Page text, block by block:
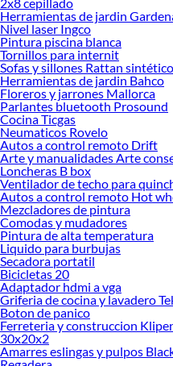
Sodimac
Herramientas, materiales y accesorios
renovación de espacios. ¡Visítanos y
ofrecerte!
Encuentra una amplia variedad de
Sodimac. Encuentra todo lo
decoración. ¡Visítanos y haz tus ideas
Herramientas de jardin
Nivel laser Ingco
Pintura piscina blanca
Tornillos para internit
Sofas y sillones Rattan sintético
Herramientas de jardin Bahco
Floreros y jarrones Mallorca
Parlantes bluetooth Prosound
Cocina Ticgas
Neumaticos Rovelo
Autos a control remoto Drift
Arte y manualidades Arte
Loncheras B box
Ventilador de techo para
Autos a control remoto Hot
Mezcladores de pintura
Comodas y mudadores
Pintura de alta temperatura
Liquido para burbujas
Secadora portatil
Bicicletas 20
Adaptador hdmi a vga
Griferia de cocina y lavadero
Boton de panico
Ferreteria y construccion
30x20x2
Amarres eslingas y pulpos